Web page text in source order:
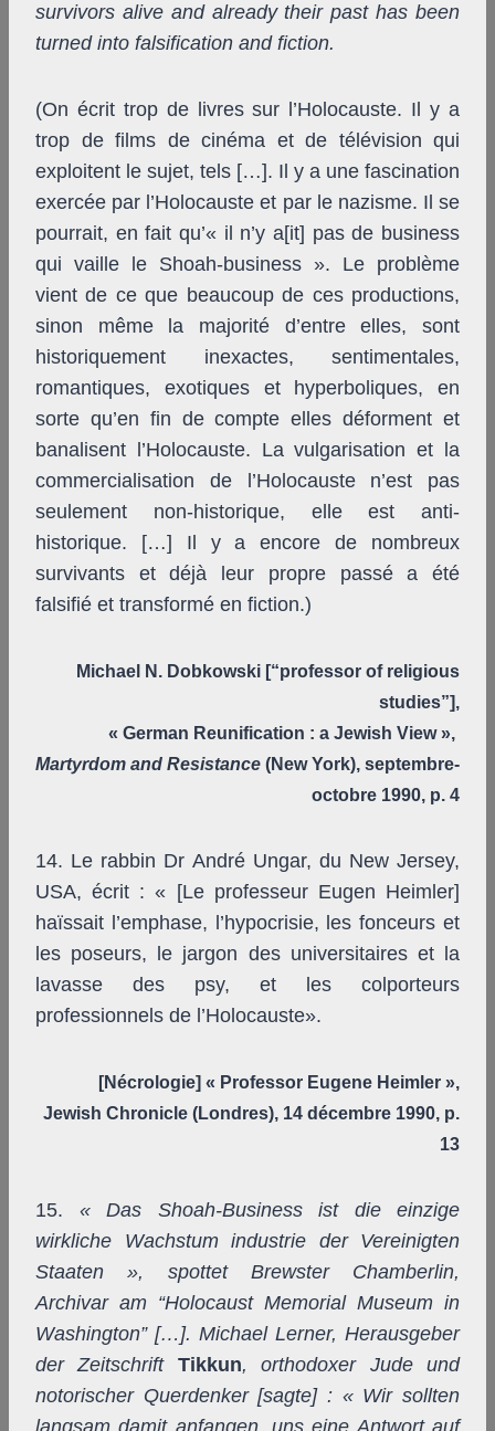
survivors alive and already their past has been
turned into falsification and fiction.
(On écrit trop de livres sur l’Holocauste. Il y a
trop de films de cinéma et de télévision qui
exploitent le sujet, tels […]. Il y a une fascination
exercée par l’Holocauste et par le nazisme. Il se
pourrait, en fait qu’« il n’y a[it] pas de business
qui vaille le Shoah-business ». Le problème
vient de ce que beaucoup de ces productions,
sinon même la majorité d’entre elles, sont
historiquement inexactes, sentimentales,
romantiques, exotiques et hyperboliques, en
sorte qu’en fin de compte elles déforment et
banalisent l’Holocauste. La vulgarisation et la
commercialisation de l’Holocauste n’est pas
seulement non-historique, elle est anti-
historique. […] Il y a encore de nombreux
survivants et déjà leur propre passé a été
falsifié et transformé en fiction.)
Michael N. Dobkowski [“professor of religious
studies”],
« German Reunification : a Jewish View »,
Martyrdom and Resistance (New York), septembre-
octobre 1990, p. 4
14. Le rabbin Dr André Ungar, du New Jersey,
USA, écrit : « [Le professeur Eugen Heimler]
haïssait l’emphase, l’hypocrisie, les fonceurs et
les poseurs, le jargon des universitaires et la
lavasse des psy, et les colporteurs
professionnels de l’Holocauste».
[Nécrologie] « Professor Eugene Heimler »,
Jewish Chronicle (Londres), 14 décembre 1990, p.
13
15. « Das Shoah-Business ist die einzige
wirkliche Wachstum industrie der Vereinigten
Staaten », spottet Brewster Chamberlin,
Archivar am “Holocaust Memorial Museum in
Washington” […]. Michael Lerner, Herausgeber
der Zeitschrift Tikkun, orthodoxer Jude und
notorischer Querdenker [sagte] : « Wir sollten